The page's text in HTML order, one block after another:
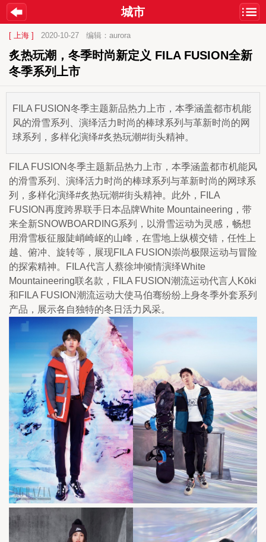
城市
[ 上海 ] 2020-10-27 编辑：aurora
炙热玩潮，冬季时尚新定义 FILA FUSION全新
冬季系列上市
FILA FUSION冬季主题新品热力上市，本季涵盖都市机能
风的滑雪系列、演绎活力时尚的棒球系列与革新时尚的网
球系列，多样化演绎#炙热玩潮#街头精神。
FILA FUSION冬季主题新品热力上市，本季涵盖都市机能风
的滑雪系列、演绎活力时尚的棒球系列与革新时尚的网球系
列，多样化演绎#炙热玩潮#街头精神。此外，FILA
FUSION再度跨界联手日本品牌White Mountaineering，带
来全新SNOWBOARDING系列，以滑雪运动为灵感，畅想
用滑雪板征服陡峭崎岖的山峰，在雪地上纵横交错，任性上
越、俯冲、旋转等，展现FILA FUSION崇尚极限运动与冒险
的探索精神。FILA代言人蔡徐坤倾情演绎White
Mountaineering联名款，FILA FUSION潮流运动代言人Kōki
和FILA FUSION潮流运动大使马伯骞纷纷上身冬季外套系列
产品，展示各自独特的冬日活力风采。